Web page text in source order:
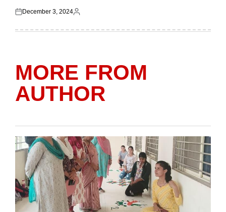
Posted
December 3, 2024
Posted
MORE FROM
AUTHOR